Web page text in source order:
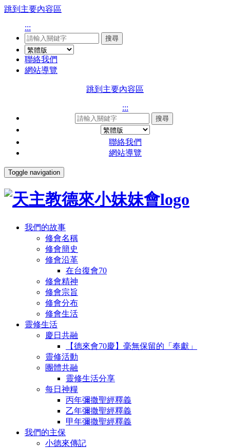
跳到主要內容區
:::
搜尋
聯絡我們
網站導覽
跳到主要內容區
:::
搜尋
聯絡我們
網站導覽
Toggle navigation
我們的故事
修會名稱
修會簡史
修會沿革
在台復會70
修會精神
修會宗旨
修會分布
修會生活
靈修生活
慶日共融
【德來會70慶】毫無保留的「奉獻」
靈修活動
團體共融
靈修生活分享
每日神糧
丙年彌撒聖經釋義
乙年彌撒聖經釋義
甲年彌撒聖經釋義
我們的主保
小德來傳記